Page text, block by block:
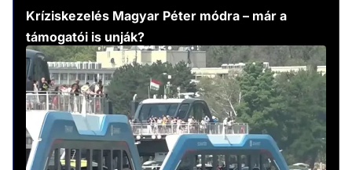
Kríziskezelés Magyar Péter módra – már a
támogatói is unják?